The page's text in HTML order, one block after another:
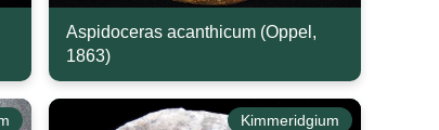
Aspidoceras acanthicum (Oppel,
1863)
Kimmeridgium